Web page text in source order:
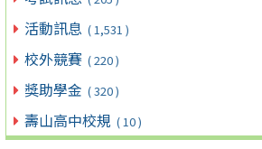
活動訊息 ( 1,531 )
校外競賽 ( 220 )
獎助學金 ( 320 )
壽山高中校規 ( 10 )